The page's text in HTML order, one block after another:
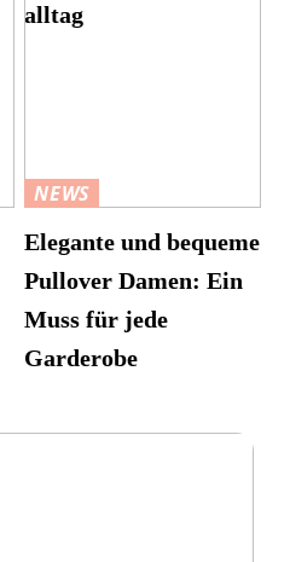
alltag
NEWS
Elegante und bequeme
Pullover Damen: Ein
Muss für jede
Garderobe